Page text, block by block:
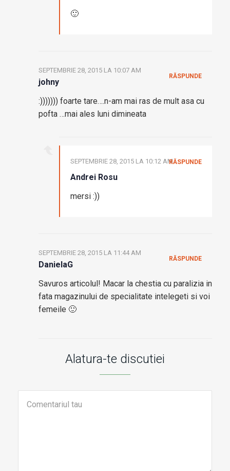
🙂
johny
SEPTEMBRIE 28, 2015 LA 10:07 AM
:))))))) foarte tare….n-am mai ras de mult asa cu
pofta …mai ales luni dimineata
RĂSPUNDE
Andrei Rosu
SEPTEMBRIE 28, 2015 LA 10:12 AM
mersi :))
RĂSPUNDE
DanielaG
SEPTEMBRIE 28, 2015 LA 11:44 AM
Savuros articolul! Macar la chestia cu paralizia in
fata magazinului de specialitate intelegeti si voi
femeile 🙂
RĂSPUNDE
Alatura-te discutiei